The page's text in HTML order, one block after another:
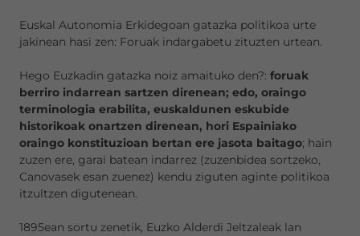
Euskal Autonomia Erkidegoan gatazka politikoa urte
jakinean hasi zen: Foruak indargabetu zituzten urtean.
Hego Euzkadin gatazka noiz amaituko den?: foruak
berriro indarrean sartzen direnean; edo, oraingo
terminologia erabilita, euskaldunen eskubide
historikoak onartzen direnean, hori Espainiako
oraingo konstituzioan bertan ere jasota baitago; hain
zuzen ere, garai batean indarrez (zuzenbidea sortzeko,
Canovasek esan zuenez) kendu ziguten aginte politikoa
itzultzen digutenean.
1895ean sortu zenetik, Euzko Alderdi Jeltzaleak lan